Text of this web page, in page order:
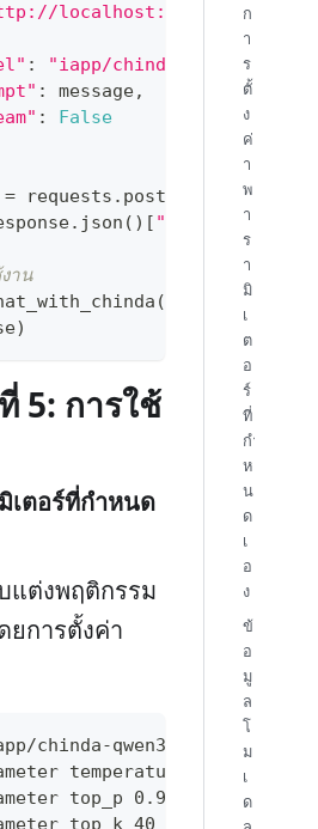
localhost:11434/api/
: "iapp/chinda-qwen3-4b"
: message,
:
False
= requests . post json
. json ( ) [ "response"
าน
( "สวัสดีครับ"
)
5: การใช้
เตอร์ที่กำหนด
ต่งพฤติกรรม
ยการตั้งค่า
chinda-qwen3-4b
temperature 0.7
top_p 0.9
top_k 40
ก
า
ร
ตั้
ง
ค่
า
พ
า
ร
า
มิ
เ
ต
อ
ร์
ที่
กำ
ห
น
ด
เ
อ
ง
ข้
อ
มู
ล
โ
ม
เ
ด